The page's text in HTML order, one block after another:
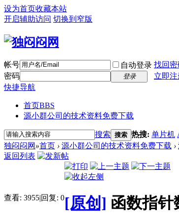
设为首页收藏本站
开启辅助访问 切换到窄版
帐号 自动登录 找回密
密码
登录
立即
快捷导航
首页BBS
源小群公司的技术资料免费下载
搜索 搜索 热搜: 单片机
独闷闷网 »首页 › 源小群公司的技术资料免费下载 ›
返回列表
查看: 3955|回复: 0[原创] 函数指针